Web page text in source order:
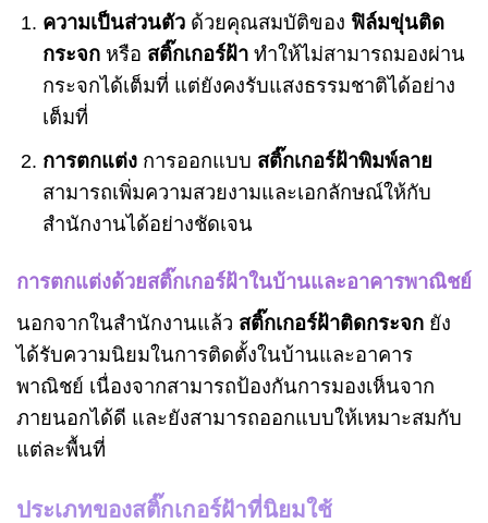
ความเป็นส่วนตัวด้วยคุณสมบัติของ ฟิล์มขุ่นติด
กระจกหรือ สติ๊กเกอร์ฝ้าทำให้ไม่สามารถมองผ่าน
กระจกได้เต็มที่ แต่ยังคงรับแสงธรรมชาติได้อย่าง
เต็มที่
การตกแต่งการออกแบบ สติ๊กเกอร์ฝ้าพิมพ์ลาย
สามารถเพิ่มความสวยงามและเอกลักษณ์ให้กับ
สำนักงานได้อย่างชัดเจน
การตกแต่งด้วยสติ๊กเกอร์ฝ้าในบ้านและอาคารพาณิชย์
นอกจากในสำนักงานแล้ว สติ๊กเกอร์ฝ้าติดกระจก ยัง
ได้รับความนิยมในการติดตั้งในบ้านและอาคาร
พาณิชย์ เนื่องจากสามารถป้องกันการมองเห็นจาก
ภายนอกได้ดี และยังสามารถออกแบบให้เหมาะสมกับ
แต่ละพื้นที่
ประเภทของสติ๊กเกอร์ฝ้าที่นิยมใช้